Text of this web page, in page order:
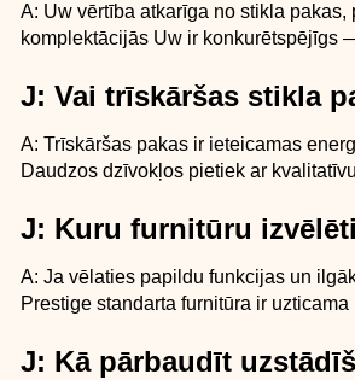
A: Uw vērtība atkarīga no stikla
komplektācijās Uw ir konkurētspējīgs
J: Vai trīskāršas stikla
A: Trīskāršas pakas ir ieteicamas
Daudzos dzīvokļos pietiek ar
J: Kuru furnitūru
A: Ja vēlaties papildu funkcijas un
Prestige standarta furnitūra ir
J: Kā pārbaudīt